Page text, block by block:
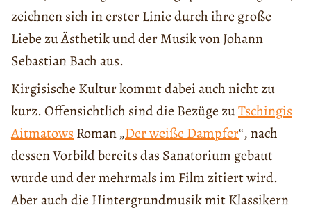
zeichnen sich in erster Linie durch ihre große
Liebe zu Ästhetik und der Musik von Johann
Sebastian Bach aus.
Kirgisische Kultur kommt dabei auch nicht zu
kurz. Offensichtlich sind die Bezüge zuTschingis
Aitmatows Roman „Der weiße Dampfer“, nach
dessen Vorbild bereits das Sanatorium gebaut
wurde und der mehrmals im Film zitiert wird.
Aber auch die Hintergrundmusik mit Klassikern